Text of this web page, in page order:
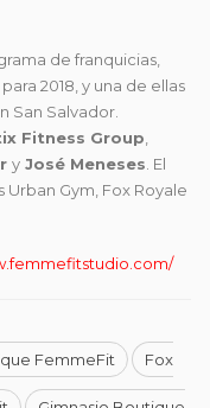
de franquicias,
2018, y una de ellas
San Salvador.
Fitness Group
y José Meneses . El
Gym, Fox Royale
FemmeFit Fox